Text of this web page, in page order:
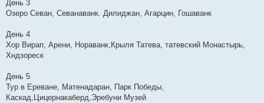
День 3
Озеро Севан, Севанаванк. Дилиджан, Агарцин, Гошаванк
День 4
Хор Вирап, Арени, Нораванк,Крыля Татева, татевский Монастырь,
Хндзореск
День 5
Тур в Ереване, Матенадаран, Парк Победы,
Каскад,Цицернакаберд,Эребуни Музей